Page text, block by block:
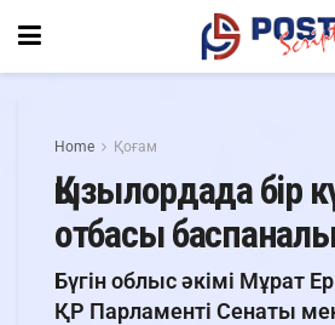
Home Қоғам
Қызылордада бір
отбасы
Бүгін облыс әкімі Мұрат
ҚР Парламенті Сенаты